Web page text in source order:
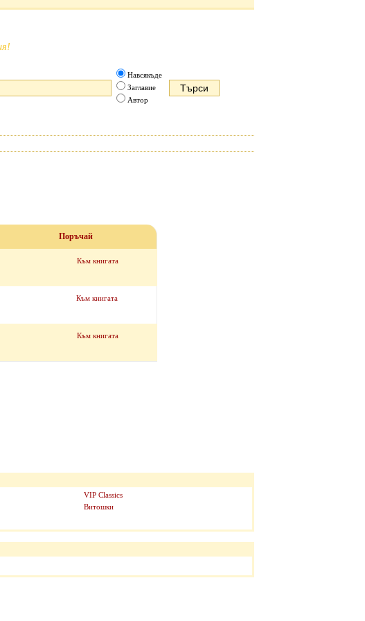
Навсякъде
Заглавие
Автор
Поръчай
Към книгата
Към книгата
Към книгата
VIP Classics
Витошки